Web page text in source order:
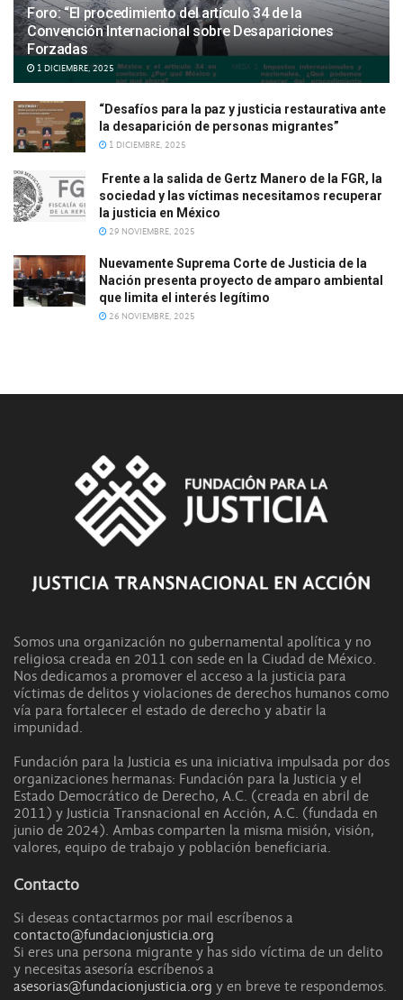
Foro: “El procedimiento del artículo 34 de la
Convención Internacional sobre Desapariciones
Forzadas
1 DICIEMBRE, 2025
“Desafíos para la paz y justicia restaurativa ante
la desaparición de personas migrantes”
1 DICIEMBRE, 2025
Frente a la salida de Gertz Manero de la FGR, la
sociedad y las víctimas necesitamos recuperar
la justicia en México
29 NOVIEMBRE, 2025
Nuevamente Suprema Corte de Justicia de la
Nación presenta proyecto de amparo ambiental
que limita el interés legítimo
26 NOVIEMBRE, 2025
Somos una organización no gubernamental apolítica y no
religiosa creada en 2011 con sede en la Ciudad de México.
Nos dedicamos a promover el acceso a la justicia para
víctimas de delitos y violaciones de derechos humanos como
vía para fortalecer el estado de derecho y abatir la
impunidad.
Fundación para la Justicia es una iniciativa impulsada por dos
organizaciones hermanas: Fundación para la Justicia y el
Estado Democrático de Derecho, A.C. (creada en abril de
2011) y Justicia Transnacional en Acción, A.C. (fundada en
junio de 2024). Ambas comparten la misma misión, visión,
valores, equipo de trabajo y población beneficiaria.
Contacto
Si deseas contactarmos por mail escríbenos a
contacto@fundacionjusticia.org
Si eres una persona migrante y has sido víctima de un delito
y necesitas asesoría escríbenos a
asesorias@fundacionjusticia.org y en breve te respondemos.